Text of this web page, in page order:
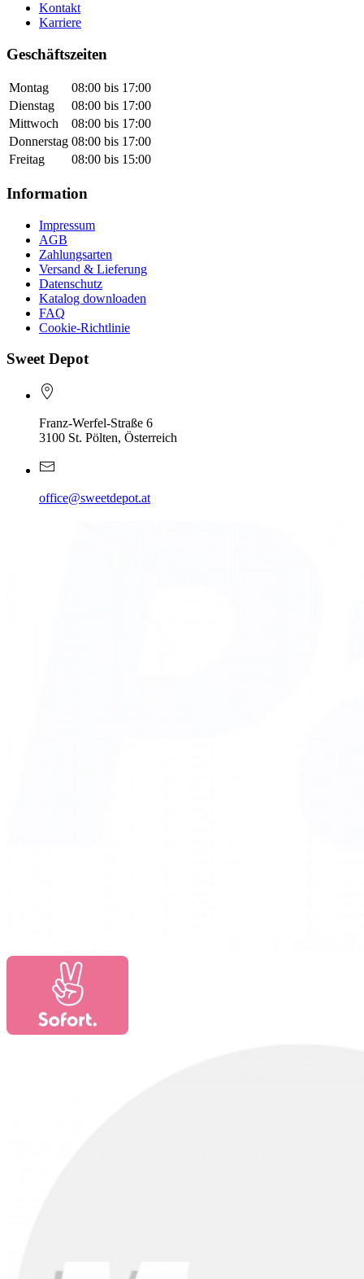
Kontakt
Karriere
Geschäftszeiten
Montag
08:00 bis 17:00
Dienstag
08:00 bis 17:00
Mittwoch
08:00 bis 17:00
Donnerstag 08:00 bis 17:00
Freitag
08:00 bis 15:00
Information
Impressum
AGB
Zahlungsarten
Versand & Lieferung
Datenschutz
Katalog downloaden
FAQ
Cookie-Richtlinie
Sweet Depot
Franz-Werfel-Straße 6
3100 St. Pölten, Österreich
office@sweetdepot.at